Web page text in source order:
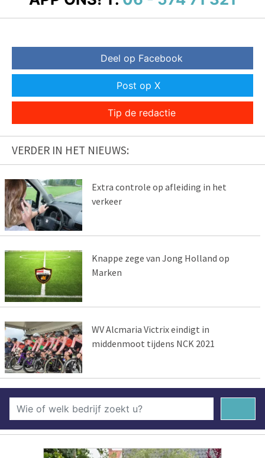
Deel op Facebook
Post op X
Tip de redactie
VERDER IN HET NIEUWS:
Extra controle op afleiding in het
verkeer
Knappe zege van Jong Holland op
Marken
WV Alcmaria Victrix eindigt in
middenmoot tijdens NCK 2021